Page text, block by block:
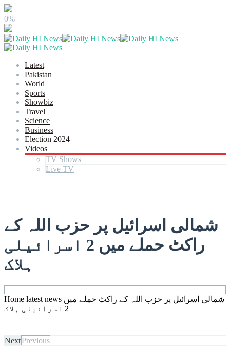
0%
Latest
Pakistan
World
Sports
Showbiz
Travel
Science
Business
Election 2024
Videos
TV Shows
Live TV
شمالی اسرائیل پر حزب اللہ کے
راکٹ حملے میں 2 اسرائیلی
ہلاک
Home latest news شمالی اسرائیل پر حزب اللہ کے راکٹ حملے میں
2 اسرائیلی ہلاک
NextPrevious